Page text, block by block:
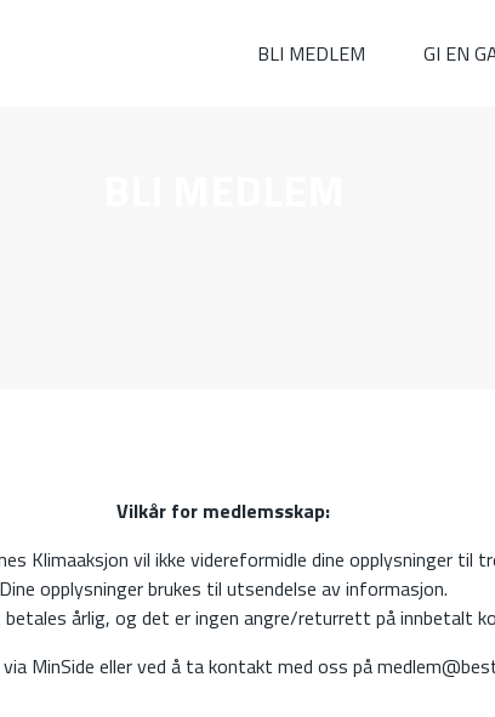
BLI MEDLEM GI EN
Vilkår for medlemsskap:
Klimaaksjon vil ikke videreformidle dine opplysninger til
Dine opplysninger brukes til utsendelse av informasjon.
årlig, og det er ingen angre/returrett på innbetalt
MinSide eller ved å ta kontakt med oss på